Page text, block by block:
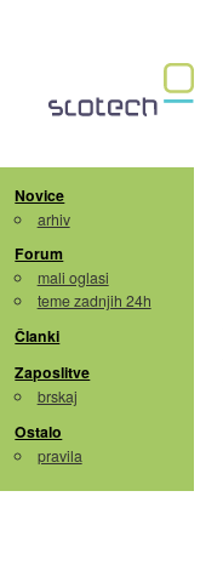
Novice
arhiv
Forum
mali oglasi
teme zadnjih 24h
Članki
Zaposlitve
brskaj
Ostalo
pravila